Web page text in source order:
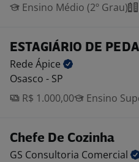
Ensino Médio (2º Grau)
ESTAGIÁRIO DE
Rede Ápice
Osasco - SP
R$ 1.000,00
Ensino
Chefe De Cozinha
GS Consultoria Comercial